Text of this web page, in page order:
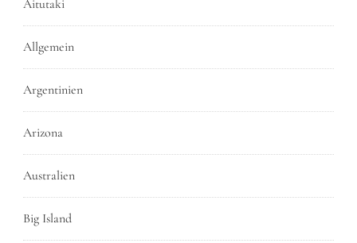
Aitutaki
Allgemein
Argentinien
Arizona
Australien
Big Island